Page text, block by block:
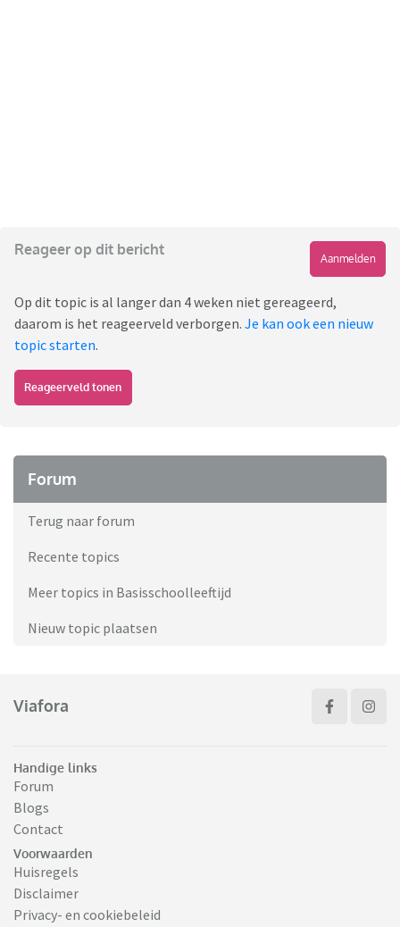
Reageer op dit bericht
Aanmelden
Op dit topic is al langer dan 4 weken niet gereageerd,
daarom is het reageerveld verborgen. Je kan ook een nieuw
topic starten.
Reageerveld tonen
Forum
Terug naar forum
Recente topics
Meer topics in Basisschoolleeftijd
Nieuw topic plaatsen
Viafora
Handige links
Forum
Blogs
Contact
Voorwaarden
Huisregels
Disclaimer
Privacy- en cookiebeleid